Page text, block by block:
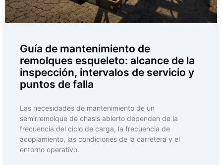
Guía de mantenimiento de
remolques esqueleto: alcance de la
inspección, intervalos de servicio y
puntos de falla
Las necesidades de mantenimiento de un
semirremolque de chasis abierto dependen de la
frecuencia del ciclo de carga, la frecuencia de
acoplamiento, las condiciones de la carretera y el
entorno operativo.